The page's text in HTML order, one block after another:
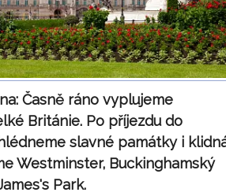
Časně ráno vyplujeme
Británie. Po příjezdu do
slavné památky i
Westminster, Buckinghamský
Park.